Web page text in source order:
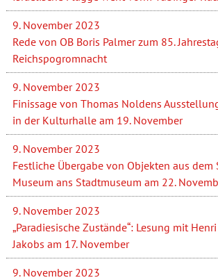
9. November 2023
Rede von OB Boris Palmer zum 85.
Reichspogromnacht
9. November 2023
Finissage von Thomas Noldens
in der Kulturhalle am 19. November
9. November 2023
Festliche Übergabe von Objekten aus dem
Museum ans Stadtmuseum am 22.
9. November 2023
„Paradiesische Zustände“: Lesung mit
Jakobs am 17. November
9. November 2023